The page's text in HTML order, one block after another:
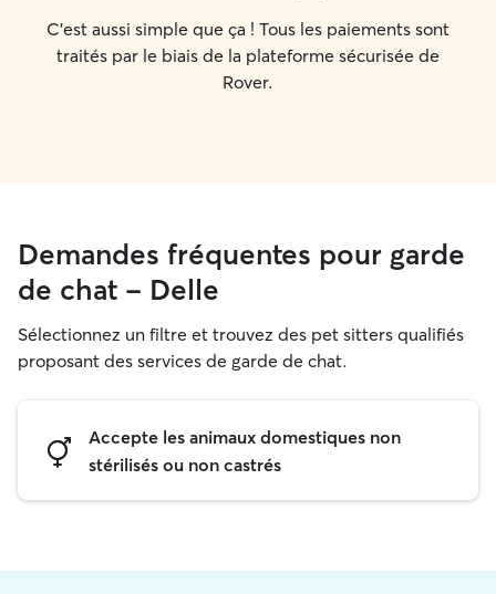
C'est aussi simple que ça ! Tous les paiements sont
traités par le biais de la plateforme sécurisée de
Rover.
Demandes fréquentes pour garde
de chat - Delle
Sélectionnez un filtre et trouvez des pet sitters qualifiés
proposant des services de garde de chat.
Accepte les animaux domestiques non
stérilisés ou non castrés